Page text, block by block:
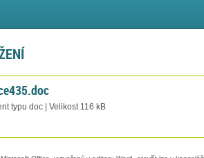
typu doc | Velikost 116 kB